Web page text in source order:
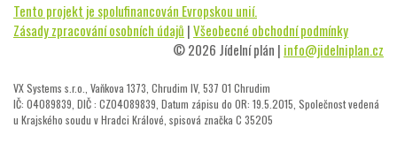
Tento projekt je spolufinancován Evropskou unií.
Zásady zpracování osobních údajů |Všeobecné obchodní podmínky
© 2026 Jídelní plán | info@jidelniplan.cz
VX Systems s.r.o., Vaňkova 1373, Chrudim IV, 537 01 Chrudim
IČ: 04089839, DIČ : CZ04089839, Datum zápisu do OR: 19.5.2015, Společnost vedená
u Krajského soudu v Hradci Králové, spisová značka C 35205